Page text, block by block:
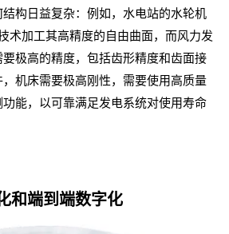
构日益复杂：例如，水电站的水轮机
术加工其高精度的自由曲面，而风力发
极高的精度，包括齿形精度和齿面接
机床需要极高刚性，需要使用高质量
能，以可靠满足发电系统对使用寿命
和端到端数字化